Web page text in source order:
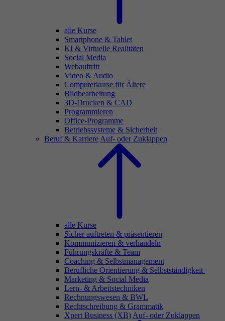
alle Kurse
Smartphone & Tablet
KI & Virtuelle Realitäten
Social Media
Webauftritt
Video & Audio
Computerkurse für Ältere
Bildbearbeitung
3D-Drucken & CAD
Programmieren
Office-Programme
Betriebssysteme & Sicherheit
Beruf & Karriere Auf- oder Zuklappen
alle Kurse
Sicher auftreten & präsentieren
Kommunizieren & verhandeln
Führungskräfte & Team
Coaching & Selbstmanagement
Berufliche Orientierung & Selbstständigkeit
Marketing & Social Media
Lern- & Arbeitstechniken
Rechnungswesen & BWL
Rechtschreibung & Grammatik
Xpert Business (XB) Auf- oder Zuklappen